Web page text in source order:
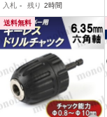
ー 対応 ビット 六角軸 ア
タッチメント
入札 - 残り 2時間
送料無料